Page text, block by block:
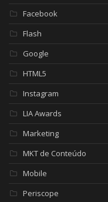
Facebook
Flash
Google
HTML5
Instagram
LIA Awards
Marketing
MKT de Conteúdo
Mobile
Periscope